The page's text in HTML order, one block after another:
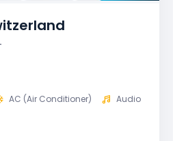
AC (Air Conditioner)
Audio